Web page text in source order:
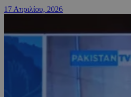
17 Απριλίου, 2026